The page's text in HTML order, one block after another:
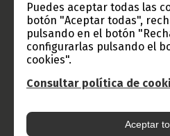
Puedes aceptar todas las
botón "Aceptar todas",
pulsando en el botón
configurarlas pulsando el
cookies".
Consultar política de
Aceptar
-El Embajador de la República de
(Nigeria),Jaroslav Siro.
Texto:Clemente Ela Ondo Onguene
Oficina de Información y
(D.G.Base Internet)